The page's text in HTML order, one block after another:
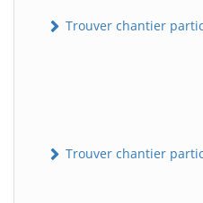
Trouver chantier
Trouver chantier